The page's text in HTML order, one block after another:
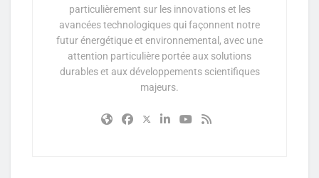
particulièrement sur les innovations et les
avancées technologiques qui façonnent notre
futur énergétique et environnemental, avec une
attention particulière portée aux solutions
durables et aux développements scientifiques
majeurs.